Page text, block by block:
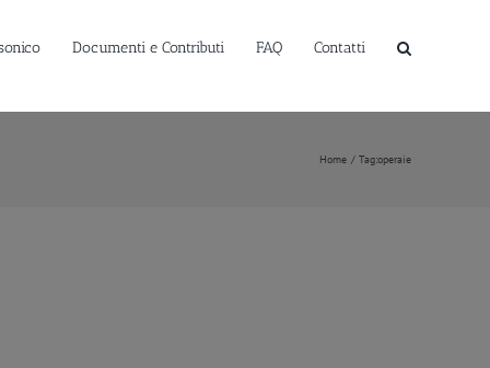
Documenti e Contributi FAQ Contatti
Home Tag:operaie